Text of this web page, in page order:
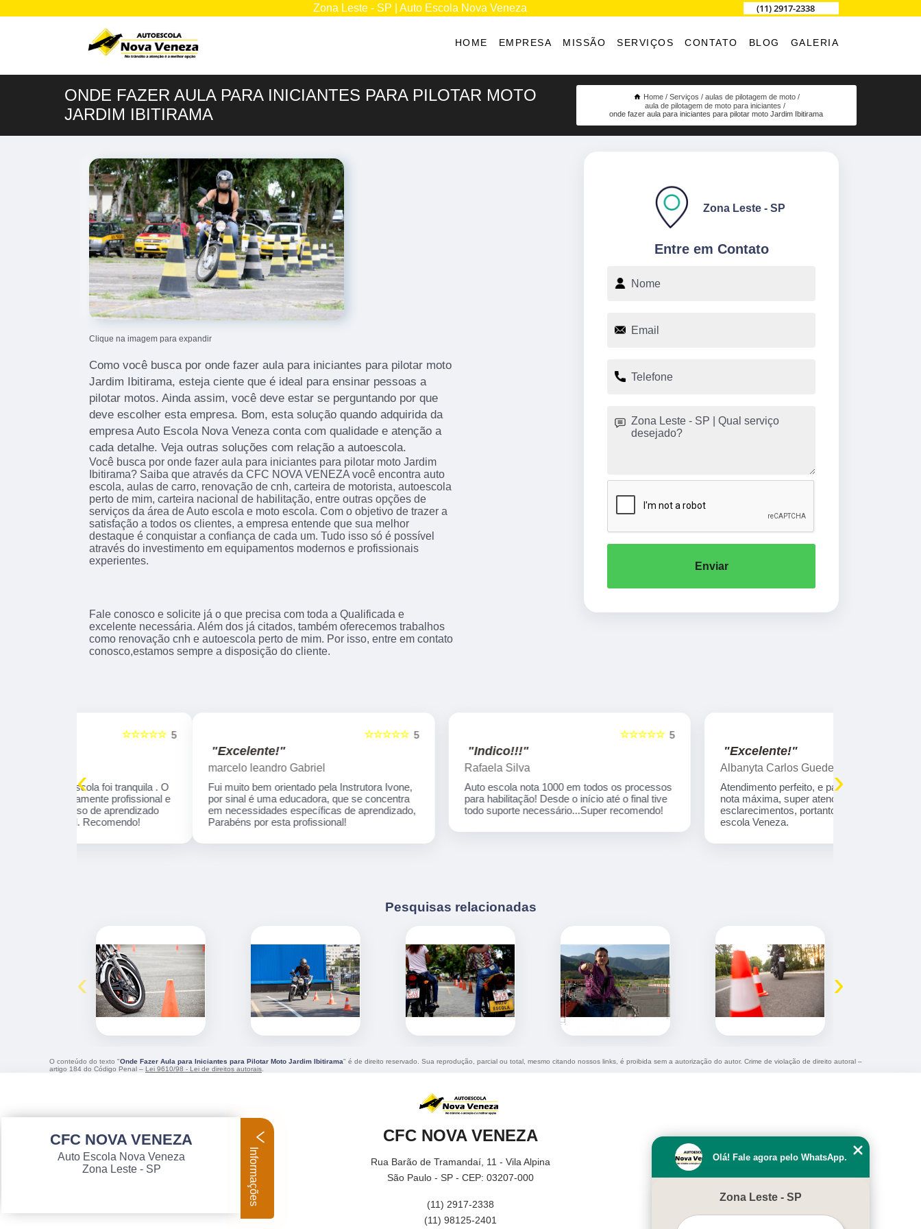
Zona Leste - SP | Auto Escola Nova Veneza (11) 2917-2338
HOME EMPRESA MISSÃO SERVIÇOS CONTATO BLOG GALERIA
ONDE FAZER AULA PARA INICIANTES PARA PILOTAR MOTO
JARDIM IBITIRAMA
Home Serviços
aulas de pilotagem de moto
aula de pilotagem de moto para iniciantes
onde fazer aula para iniciantes para pilotar moto Jardim Ibitirama
Clique na imagem para expandir
Como você busca por onde fazer aula para iniciantes para pilotar moto
Jardim Ibitirama, esteja ciente que é ideal para ensinar pessoas a
pilotar motos. Ainda assim, você deve estar se perguntando por que
deve escolher esta empresa. Bom, esta solução quando adquirida da
empresa Auto Escola Nova Veneza conta com qualidade e atenção a
cada detalhe. Veja outras soluções com relação a autoescola.
Você busca por onde fazer aula para iniciantes para pilotar moto Jardim
Ibitirama? Saiba que através da CFC NOVA VENEZA você encontra auto
escola, aulas de carro, renovação de cnh, carteira de motorista, autoescola
perto de mim, carteira nacional de habilitação, entre outras opções de
serviços da área de Auto escola e moto escola. Com o objetivo de trazer a
satisfação a todos os clientes, a empresa entende que sua melhor
destaque é conquistar a confiança de cada um. Tudo isso só é possível
através do investimento em equipamentos modernos e profissionais
experientes.
Fale conosco e solicite já o que precisa com toda a Qualificada e
excelente necessária. Além dos já citados, também oferecemos trabalhos
como renovação cnh e autoescola perto de mim. Por isso, entre em contato
conosco,estamos sempre a disposição do cliente.
Entre em Contato
Zona Leste - SP
Enviar
marcelo leandro Gabriel
Fui muito bem orientado pela Instrutora Ivone,
por sinal é uma educadora, que se concentra
em necessidades específicas de aprendizado,
Parabéns por esta profissional!
Auto escola nota 1000 em todos os processos
para habilitação! Desde o início até o final tive
todo suporte necessário...Super recomendo!
Albanyta Carlos Guedes Fernandes
Atendimento perfeito, e para a atendente kelly,
nota máxima, super atenciosa e firme nos
esclarecimentos, portanto, super indico a auto
‹ ›
Pesquisas relacionadas
‹ ›
O conteúdo do texto "Onde Fazer Aula para Iniciantes para Pilotar Moto Jardim Ibitirama" é de direito reservado. Sua reprodução, parcial ou total, mesmo citando nossos links, é proibida sem a autorização do autor. Crime de violação de direito autoral –
artigo 184 do Código Penal – Lei 9610/98 - Lei de direitos autorais
CFC NOVA VENEZA
Rua Barão de Tramandaí, 11 - Vila Alpina
São Paulo - SP - CEP: 03207-000
(11) 2917-2338
(11) 98125-2401
Olá! Fale agora pelo WhatsApp.
Zona Leste - SP
CFC NOVA VENEZA
Auto Escola Nova Veneza
Zona Leste - SP
Informações